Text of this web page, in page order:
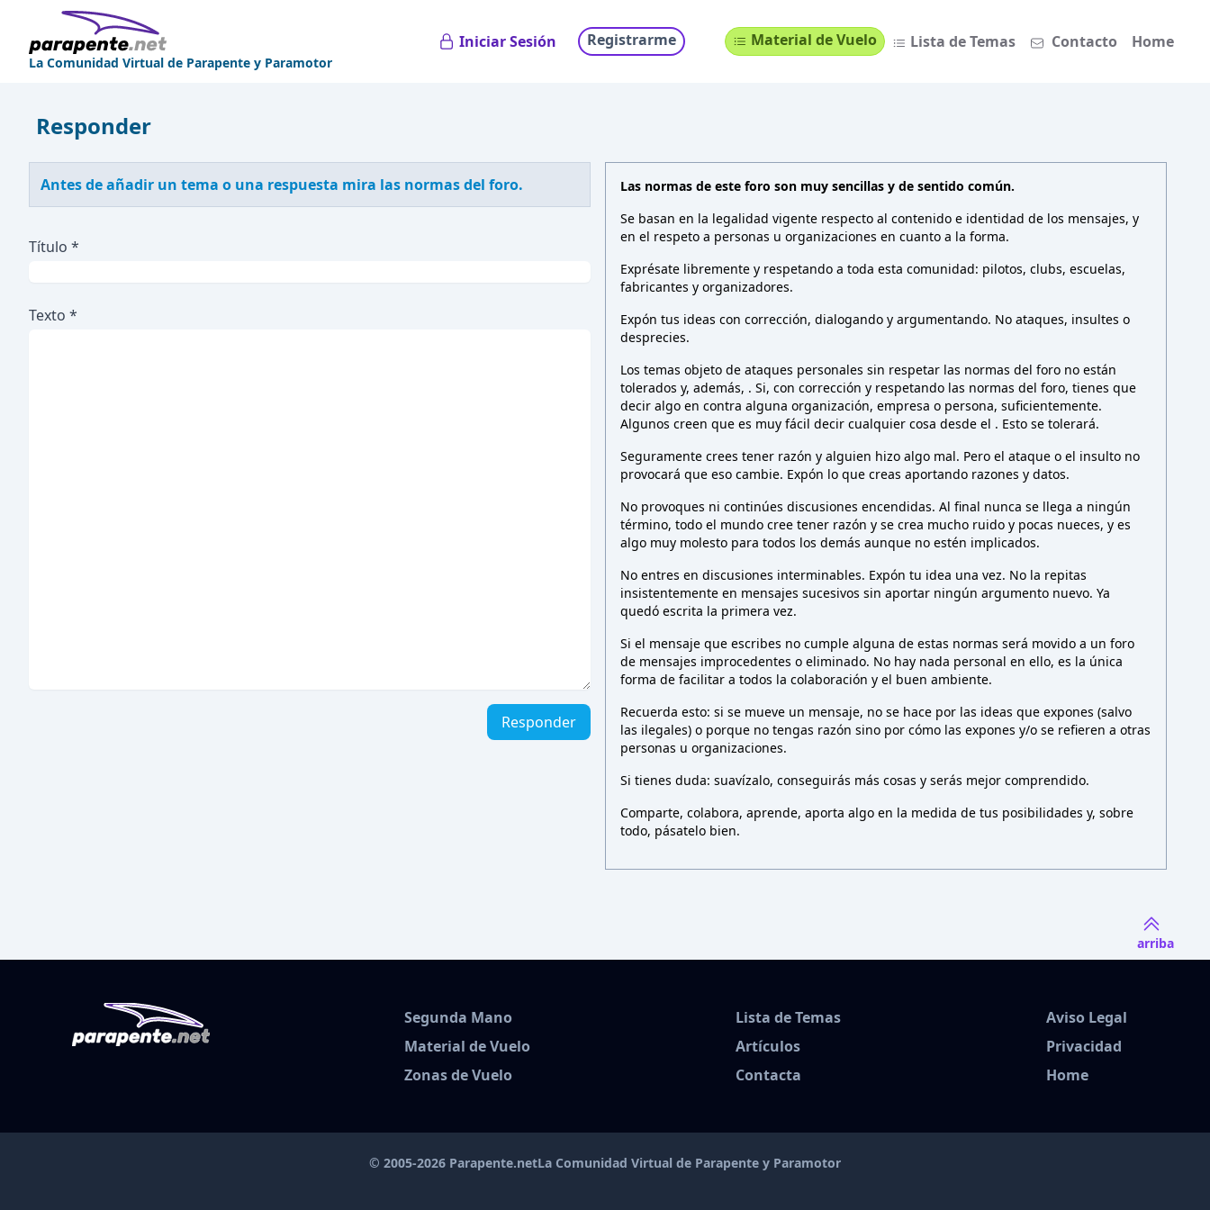
La Comunidad Virtual de Parapente y Paramotor
Iniciar Sesión Registrarme Material de Vuelo Lista de Temas Contacto Home
Responder
Antes de añadir un tema o una respuesta mira las normas del foro.
Título *
Texto *
Responder
Las normas de este foro son muy sencillas y de sentido común.
Se basan en la legalidad vigente respecto al contenido e identidad de los mensajes, y
en el respeto a personas u organizaciones en cuanto a la forma.
Exprésate libremente y respetando a toda esta comunidad: pilotos, clubs, escuelas,
fabricantes y organizadores.
Expón tus ideas con corrección, dialogando y argumentando. No ataques, insultes o
desprecies.
Los temas objeto de ataques personales sin respetar las normas del foro no están
tolerados y, además, . Si, con corrección y respetando las normas del foro, tienes que
decir algo en contra alguna organización, empresa o persona, suficientemente.
Algunos creen que es muy fácil decir cualquier cosa desde el . Esto se tolerará.
Seguramente crees tener razón y alguien hizo algo mal. Pero el ataque o el insulto no
provocará que eso cambie. Expón lo que creas aportando razones y datos.
No provoques ni continúes discusiones encendidas. Al final nunca se llega a ningún
término, todo el mundo cree tener razón y se crea mucho ruido y pocas nueces, y es
algo muy molesto para todos los demás aunque no estén implicados.
No entres en discusiones interminables. Expón tu idea una vez. No la repitas
insistentemente en mensajes sucesivos sin aportar ningún argumento nuevo. Ya
quedó escrita la primera vez.
Si el mensaje que escribes no cumple alguna de estas normas será movido a un foro
de mensajes improcedentes o eliminado. No hay nada personal en ello, es la única
forma de facilitar a todos la colaboración y el buen ambiente.
Recuerda esto: si se mueve un mensaje, no se hace por las ideas que expones (salvo
las ilegales) o porque no tengas razón sino por cómo las expones y/o se refieren a otras
personas u organizaciones.
Si tienes duda: suavízalo, conseguirás más cosas y serás mejor comprendido.
Comparte, colabora, aprende, aporta algo en la medida de tus posibilidades y, sobre
todo, pásatelo bien.
arriba
Segunda Mano
Material de Vuelo
Zonas de Vuelo
Lista de Temas
Artículos
Contacta
Aviso Legal
Privacidad
Home
© 2005-2026 Parapente.netLa Comunidad Virtual de Parapente y Paramotor